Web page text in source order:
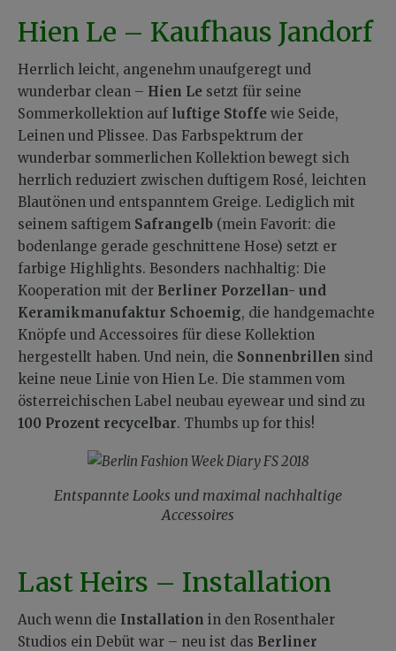
Hien Le – Kaufhaus Jandorf
Herrlich leicht, angenehm unaufgeregt und
wunderbar clean – Hien Le setzt für seine
Sommerkollektion auf luftige Stoffe wie Seide,
Leinen und Plissee. Das Farbspektrum der
wunderbar sommerlichen Kollektion bewegt sich
herrlich reduziert zwischen duftigem Rosé, leichten
Blautönen und entspanntem Greige. Lediglich mit
seinem saftigem Safrangelb (mein Favorit: die
bodenlange gerade geschnittene Hose) setzt er
farbige Highlights. Besonders nachhaltig: Die
Kooperation mit der Berliner Porzellan- und
Keramikmanufaktur Schoemig, die handgemachte
Knöpfe und Accessoires für diese Kollektion
hergestellt haben. Und nein, die Sonnenbrillen sind
keine neue Linie von Hien Le. Die stammen vom
österreichischen Label neubau eyewear und sind zu
100 Prozent recycelbar. Thumbs up for this!
Entspannte Looks und maximal nachhaltige
Accessoires
Last Heirs – Installation
Auch wenn die Installation in den Rosenthaler
Studios ein Debüt war – neu ist das Berliner